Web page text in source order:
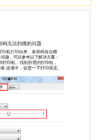
打印深度之后，如果
长宽比。如下图： 在
这个是软件自动调整
，一般不建议随意调
条形码的时候，认为
看到长宽比的时
一下，长宽比实际上
最宽单元的比值，通